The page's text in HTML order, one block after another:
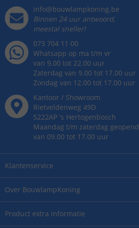
Over BouwlampKoning
Product extra informatie
Klantenservice
info@bouwlampkoning.be
Binnen 24 uur antwoord,
meestal sneller!
073 704 11 00
Whatsapp op ma t/m vr
van 9.00 tot 22.00 uur
Zaterdag van 9.00 tot 17.00 uur
Zondag van 12.00 tot 17.00 uur
Kantoor / Showroom
Rietveldenweg 49D
5222AP 's Hertogenbosch
Maandag t/m zaterdag geopend
van 09.00 tot 17.00 uur